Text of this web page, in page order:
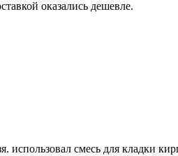
оказались дешевле.
использовал смесь для кладки